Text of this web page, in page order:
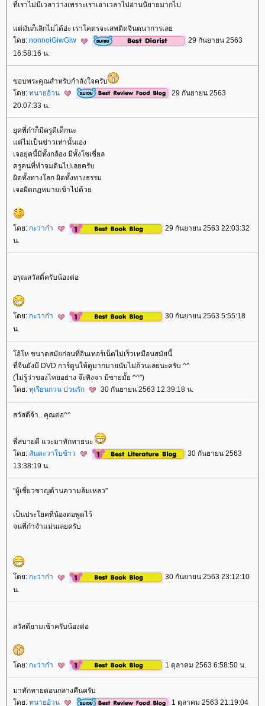
ที่เราไม่มีเวลาว่างเพราะเราเอาเวลาไปอ่านนิยายมากไป
ต่มันก็เลิกไม่ได้อ่ะ เราโคตรจะเสพติดจินตนาการเล
ดย: nonnoiGiwGiw
29 กันยายน 2563
16:58:16 น.
ขอบพระคุณสำหรับกำลังใจครับ
ดย: ทนายอ้วน
29 กันยายน 2563
20:07:33 น.
ุคพี่ก๋าก็มีครูตีเด็กนะ
ต่ไม่เป็นข่าวเท่านั้นเอง
เจอยุคนี้มีทั้งกล้อง มีทั้งโซเชี่ยล
ครูคนที่ทำจมดินไปเลยครับ
ผิดทั้งทางโลก ผิดทั้งทางธรรม
เจอผิดกฏหมายเข้าไปด้ว
ดย: กะว่าก๋า
29 กันยายน 2563 22:03:32
น.
อรุณสวัสดิ์ครับน้องต่อ
ดย: กะว่าก๋า
30 กันยายน 2563 5:55:18
น.
อ้โห ขนาดสมัยก่อนที่อินเทอร์เน็ตไม่เร็วเหมือนสมัยนี้
ที่จีนยังมี DVD การ์ตูนให้ดูมากมายนับไม่ถ้วนเลยนะครับ ^^
(ไม่รู้ว่าของไทยอย่าง จ๊ะทิงจา มีขายมั้ย ^^")
ดย: ทุเรียนกวน ป่วนรัก 30 กันยายน 2563 12:39:18 น.
สวัสดีจ้า...คุณต่อ^^
พี่สบายดี แวะมาทักทายนะ
ดย: สันตะวาใบข้าว
30 กันยายน 2563
13:38:19 น.
"ผู้เชี่ยวชาญด้านความล้มเหลว"
เป็นประโยคที่น้องต่อพูดไว้
จนพี่ก๋าจำแม่นเลยครับ
ดย: กะว่าก๋า
30 กันยายน 2563 23:12:10
น.
สวัสดียามเช้าครับน้องต่อ
ดย: กะว่าก๋า 1 ตุลาคม 2563 6:58:50 น.
มาทักทายตอนกลางคืนครับ
ดย: ทนายอ้วน 1 ตุลาคม 2563 21:19:04